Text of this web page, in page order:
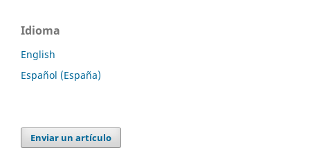
Idioma
English
Español (España)
Enviar un artículo